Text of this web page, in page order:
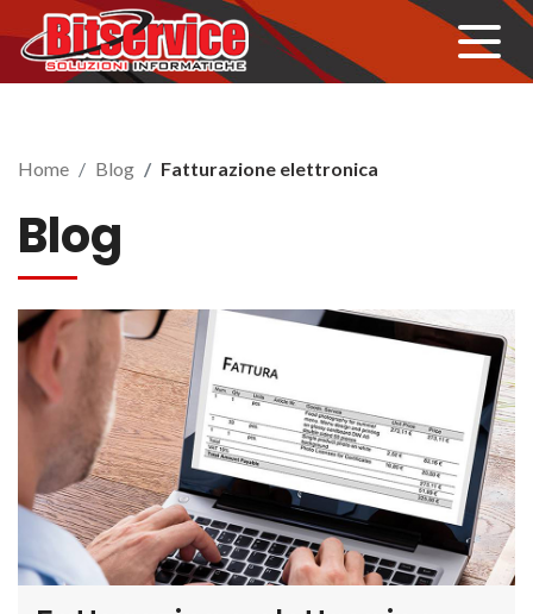
Home Blog Fatturazione elettronica
Blog